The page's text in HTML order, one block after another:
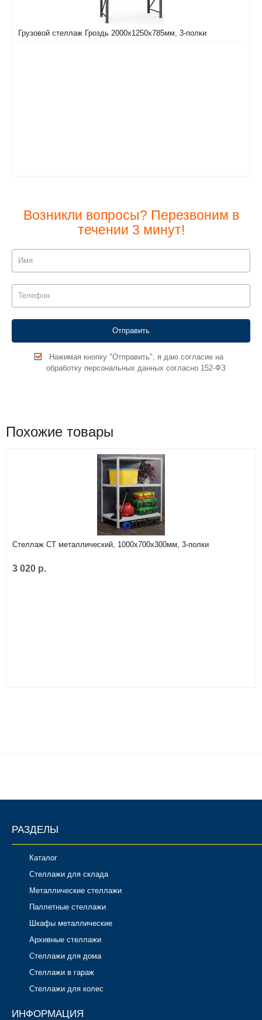
Грузовой стеллаж Гроздь 2000х1250х785мм, 3-полки
Возникли вопросы? Перезвоним в
течении 3 минут!
Нажимая кнопку "Отправить", я даю согласие на
обработку персональных данных согласно 152-ФЗ
Похожие товары
Стеллаж СТ металлический, 1000х700х300мм, 3-полки
3 020 р.
РАЗДЕЛЫ
Каталог
Стеллажи для склада
Металлические стеллажи
Паллетные стеллажи
Шкафы металлические
Архивные стеллажи
Стеллажи для дома
Стеллажи в гараж
Стеллажи для колес
ИНФОРМАЦИЯ